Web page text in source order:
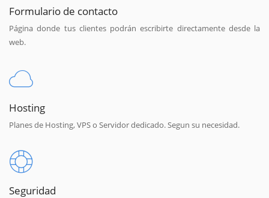
Formulario de contacto
Página donde tus clientes podrán escribirte directamente desde la
web.
Hosting
Planes de Hosting, VPS o Servidor dedicado. Segun su necesidad.
Seguridad